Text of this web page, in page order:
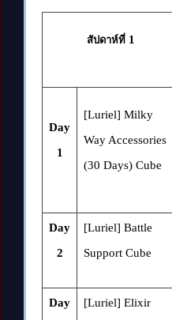
สัปดาห์ที่ 1
Day
1
[Luriel] Milky
Way Accessories
(30 Days) Cube
Day
2
[Luriel] Battle
Support Cube
Day
[Luriel] Elixir